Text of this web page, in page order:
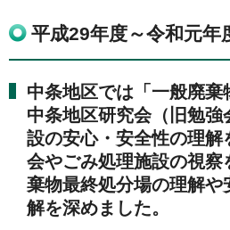
平成29年度～令和元年
中条地区では「一般廃
中条地区研究会（旧勉
設の安心・安全性の理解
会やごみ処理施設の視察
棄物最終処分場の理解や
解を深めました。